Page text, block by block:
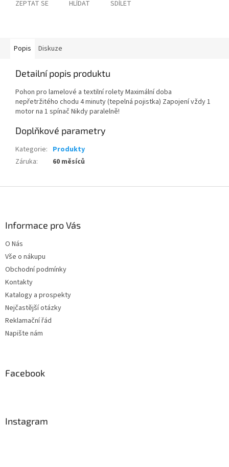
ZEPTAT SE HLÍDAT SDÍLET
Popis Diskuze
Detailní popis produktu
Pohon pro lamelové a textilní rolety Maximální doba
nepřetržitého chodu 4 minuty (tepelná pojistka) Zapojení vždy 1
motor na 1 spínač Nikdy paralelně!
Doplňkové parametry
Kategorie: Produkty
Záruka: 60 měsíců
Informace pro Vás
O Nás
Vše o nákupu
Obchodní podmínky
Kontakty
Katalogy a prospekty
Nejčastější otázky
Reklamační řád
Napište nám
Facebook
Instagram